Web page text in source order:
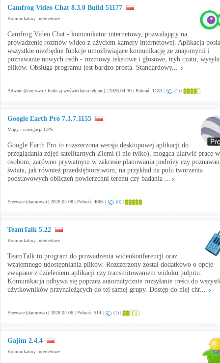
Camfrog Video Chat 8.3.0 Build 51177
Komunikatory internetowe
Camfrog Video Chat - komunikator internetowy, pozwalający na
prowadzenie rozmów wideo z użyciem kamery internetowej. Aplikacja
wszystkie niezbędne funkcje umożliwiające komunikację ze znajomymi i
poznawanie nowych osób - rozmowy tekstowe i głosowe, tryb czatu,
plików. Obsługa programu jest bardzo prosta. Standardowy...
Adware (darmowa z funkcją wyświetlania reklam) | 2026.04.30 | Pobrań: 1183 | (1) |
Google Earth Pro 7.3.7.1155
Mapy i nawigacja GPS
Google Earth Pro to rozszerzona wersja desktopowej aplikacji do
przeglądania zdjęć satelitarnych Ziemi (i nie tylko), mogąca ułatwić pracę
osobom, zarówno prywatnym w zakresie planowania podróży czy
świata, jak również przedsiębiorstwom, na przykład na polu tworzenia
podstawowych obliczeń powierzchni terenu czy badania ...
Freeware (darmowa) | 2026.04.08 | Pobrań: 4665 | (0) |
TeamTalk 5.22
Komunikatory internetowe
TeamTalk to program do prowadzenia wideokonferencji oraz
wzajemnego udostępniania plików. Rozszerzony został dodatkowo o opcje
związane z dzieleniem aplikacji czy transmitowaniem widoku pulpitu.
Komunikacja odbywa się poprzez automatycznie rozsyłanie treści do
użytkowników przynależących do tej samej grupy. Dostęp do niej chr...
Freeware (darmowa) | 2026.04.06 | Pobrań: 514 | (1) |
Gajim 2.4.4
Komunikatory internetowe